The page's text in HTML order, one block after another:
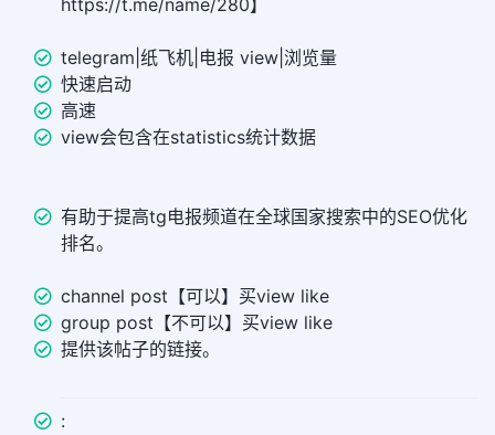
https://t.me/name/280】
telegram|纸飞机|电报 view|浏览量
快速启动
高速
view会包含在statistics统计数据
有助于提高tg电报频道在全球国家搜索中的SEO优化
排名。
channel post【可以】买view like
group post【不可以】买view like
提供该帖子的链接。
: